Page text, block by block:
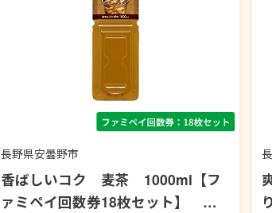
長野県安曇野市
香ばしいコク 麦茶 1000ml【フ
ァミペイ回数券18枚セット】 お